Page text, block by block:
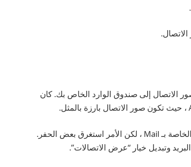
الاتصال إلى صندوق الوارد الخاص بك. كان
في تحديثات iOS السابقة ، يمكنك تعطيل صور الاتصال الخاصة بـ Mail ، لكن الأمر استغرق بعض الحفر.
وتبديل خيار “عرض الاتصالات”.